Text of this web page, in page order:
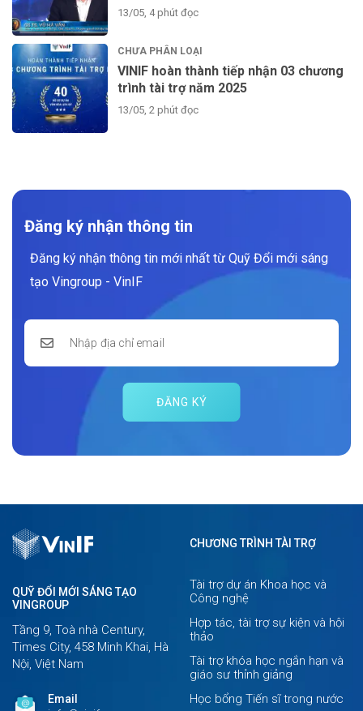
13/05, 4 phút đọc
CHƯA PHÂN LOẠI
VINIF hoàn thành tiếp nhận 03 chương
trình tài trợ năm 2025
13/05, 2 phút đọc
Đăng ký nhận thông tin
Đăng ký nhận thông tin mới nhất từ Quỹ Đổi mới sáng
tạo Vingroup - VinIF
ĐĂNG KÝ
QUỸ ĐỔI MỚI SÁNG TẠO
VINGROUP
Tầng 9, Toà nhà Century,
Times City, 458 Minh Khai, Hà
Nội, Việt Nam
Email
CHƯƠNG TRÌNH TÀI TRỢ
Tài trợ dự án Khoa học và
Công nghệ
Hợp tác, tài trợ sự kiện và hội
thảo
Tài trợ khóa học ngắn hạn và
giáo sư thỉnh giảng
Học bổng Tiến sĩ trong nước